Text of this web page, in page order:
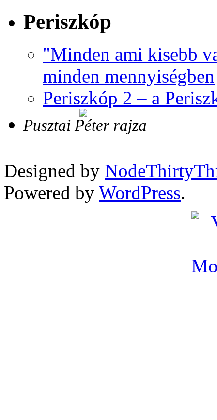
Periszkóp
"Minden ami kisebb
minden mennyiségben
Periszkóp 2 – a
Pusztai Péter rajza
Designed by
Powered by WordPress.